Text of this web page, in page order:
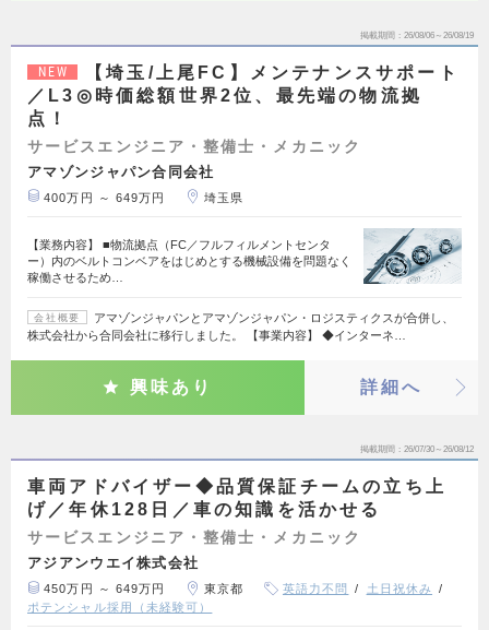
掲載期間 26/08/06～26/08/19
NEW
【埼玉/上尾FC】メンテナンスサポート
／L3◎時価総額世界2位、最先端の物流拠
点！
サービスエンジニア・整備士・メカニック
アマゾンジャパン合同会社
400万円 ～ 649万円 埼玉県
【業務内容】 ■物流拠点（FC／フルフィルメントセンタ
ー）内のベルトコンベアをはじめとする機械設備を問題なく
稼働させるため…
会社概要
アマゾンジャパンとアマゾンジャパン・ロジスティクスが合併し、
株式会社から合同会社に移行しました。 【事業内容】 ◆インターネ…
興味あり 詳細へ
掲載期間 26/07/30～26/08/12
車両アドバイザー◆品質保証チームの立ち上
げ／年休128日／車の知識を活かせる
サービスエンジニア・整備士・メカニック
アジアンウエイ株式会社
450万円 ～ 649万円 東京都 英語力不問
土日祝休み
ポテンシャル採用（未経験可）